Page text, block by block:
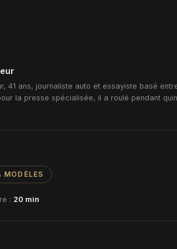
41 ans, journaliste auto et essayiste basé
la presse spécialisée, il a roulé pendant
MODÈLES
: 20 min